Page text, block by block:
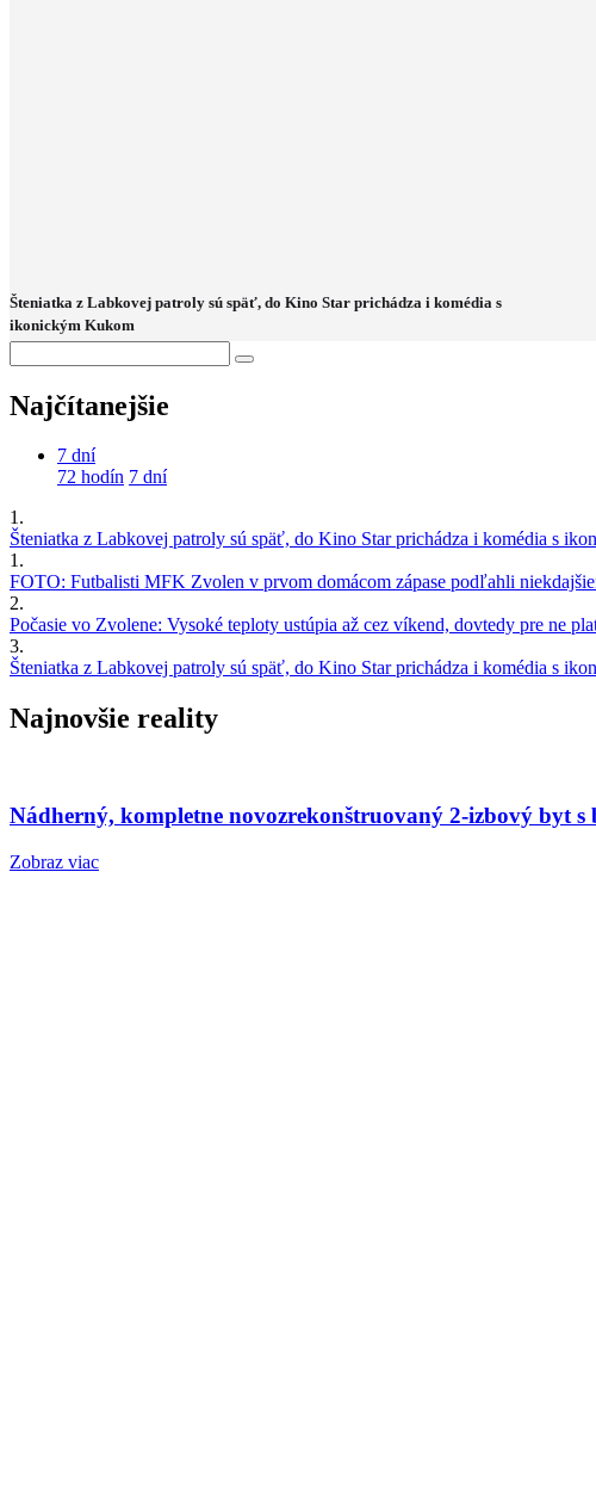
Šteniatka z Labkovej patroly sú späť, do Kino Star prichádza i komédia s
ikonickým Kukom
Najčítanejšie
7 dní
72 hodín 7 dní
1.
Šteniatka z Labkovej patroly sú späť, do Kino Star prichádza i komédia s
1.
FOTO: Futbalisti MFK Zvolen v prvom domácom zápase podľahli
2.
Počasie vo Zvolene: Vysoké teploty ustúpia až cez víkend, dovtedy pre ne
3.
Šteniatka z Labkovej patroly sú späť, do Kino Star prichádza i komédia s
Najnovšie reality
Nádherný, kompletne novozrekonštruovaný 2-izbový byt s
Zobraz viac